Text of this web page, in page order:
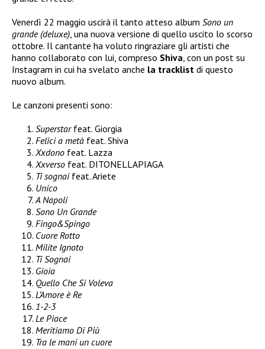
Venerdì 22 maggio uscirà il tanto atteso album Sono un
grande (deluxe), una nuova versione di quello uscito lo scorso
ottobre. Il cantante ha voluto ringraziare gli artisti che
hanno collaborato con lui, compreso Shiva, con un post su
Instagram in cui ha svelato anche la tracklist di questo
nuovo album.
Le canzoni presenti sono:
Superstarfeat. Giorgia
Felici a metà feat. Shiva
Xxdono feat. Lazza
Xxverso feat. DITONELLAPIAGA
Ti sognai feat. Ariete
Unico
A Napoli
Sono Un Grande
Fingo&Spingo
Cuore Rotto
Milite Ignoto
Ti Sognai
Gioia
Quello Che Si Voleva
L’Amore è Re
1-2-3
Le Piace
Meritiamo Di Più
Tra le mani un cuore